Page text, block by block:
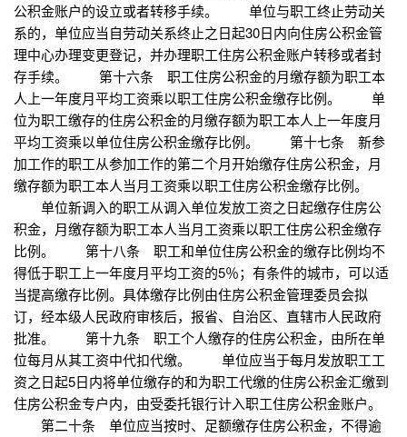
公积金账户的设立或者转移手续。 单位与职工终止劳动关
系的，单位应当自劳动关系终止之日起30日内向住房公积金管
理中心办理变更登记，并办理职工住房公积金账户转移或者封
存手续。 第十六条 职工住房公积金的月缴存额为职工本
人上一年度月平均工资乘以职工住房公积金缴存比例。 单
位为职工缴存的住房公积金的月缴存额为职工本人上一年度月
平均工资乘以单位住房公积金缴存比例。 第十七条 新参
加工作的职工从参加工作的第二个月开始缴存住房公积金，月
缴存额为职工本人当月工资乘以职工住房公积金缴存比例。
单位新调入的职工从调入单位发放工资之日起缴存住房公
积金，月缴存额为职工本人当月工资乘以职工住房公积金缴存
比例。 第十八条 职工和单位住房公积金的缴存比例均不
得低于职工上一年度月平均工资的5％；有条件的城市，可以适
当提高缴存比例。具体缴存比例由住房公积金管理委员会拟
订，经本级人民政府审核后，报省、自治区、直辖市人民政府
批准。 第十九条 职工个人缴存的住房公积金，由所在单
位每月从其工资中代扣代缴。 单位应当于每月发放职工工
资之日起5日内将单位缴存的和为职工代缴的住房公积金汇缴到
住房公积金专户内，由受委托银行计入职工住房公积金账户。
第二十条 单位应当按时、足额缴存住房公积金，不得逾